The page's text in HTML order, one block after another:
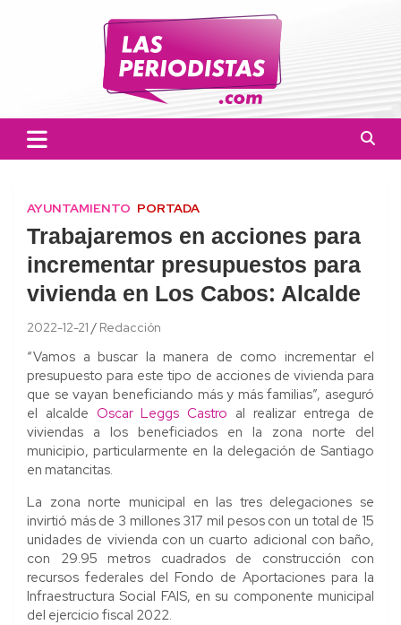
Las Periodistas
informado a la población.
AYUNTAMIENTO PORTADA
Trabajaremos en acciones para
incrementar presupuestos para
vivienda en Los Cabos: Alcalde
2022-12-21 Redacción
“Vamos a buscar la manera de como incrementar el
presupuesto para este tipo de acciones de vivienda para
que se vayan beneficiando más y más familias”, aseguró
el alcalde Oscar Leggs Castro al realizar entrega de
viviendas a los beneficiados en la zona norte del
municipio, particularmente en la delegación de Santiago
en matancitas.
La zona norte municipal en las tres delegaciones se
invirtió más de 3 millones 317 mil pesos con un total de 15
unidades de vivienda con un cuarto adicional con baño,
con 29.95 metros cuadrados de construcción con
recursos federales del Fondo de Aportaciones para la
Infraestructura Social FAIS, en su componente municipal
del ejercicio fiscal 2022.